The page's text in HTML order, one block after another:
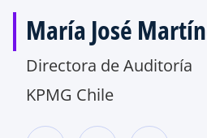
María José
Directora de Auditoría
KPMG Chile